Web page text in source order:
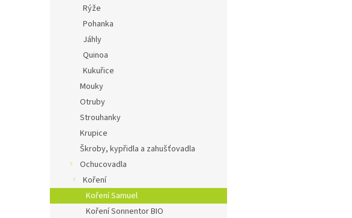
Rýže
Pohanka
Jáhly
Quinoa
Kukuřice
Mouky
Otruby
Strouhanky
Krupice
Škroby, kypřidla a zahušťovadla
Ochucovadla
Koření
Koření Samuel
Koření Sonnentor BIO